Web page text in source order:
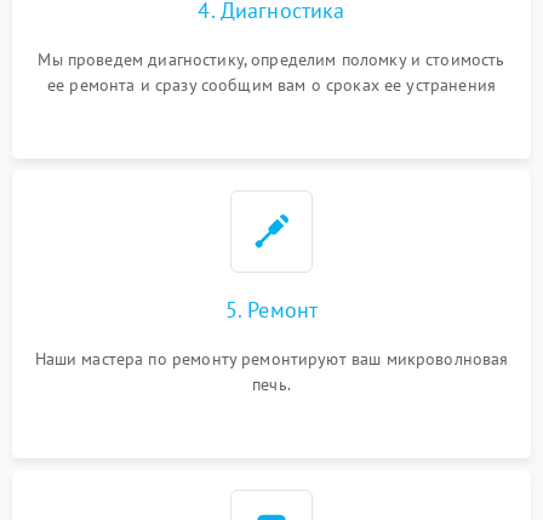
4. Диагностика
Мы проведем диагностику, определим поломку и стоимость
ее ремонта и сразу сообщим вам о сроках ее устранения
5. Ремонт
Наши мастера по ремонту ремонтируют ваш микроволновая
печь.